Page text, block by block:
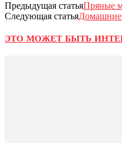
Предыдущая статьяПряные
Следующая статьяДомашние
ЭТО МОЖЕТ БЫТЬ